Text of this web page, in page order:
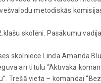
metodiskās
skolēni. Pasākumu
skolniece Linda Amanda
arī titulu “Aktīvākā
Trešā vieta – komandai